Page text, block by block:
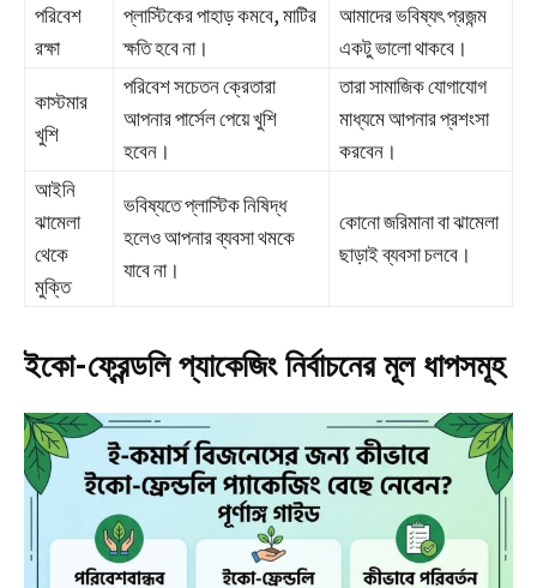
পরিবেশ
রক্ষা
প্লাস্টিকের পাহাড় কমবে, মাটির
ক্ষতি হবে না।
আমাদের ভবিষ্যৎ প্রজন্ম
একটু ভালো থাকবে।
কাস্টমার
খুশি
পরিবেশ সচেতন ক্রেতারা
আপনার পার্সেল পেয়ে খুশি
হবেন।
তারা সামাজিক যোগাযোগ
মাধ্যমে আপনার প্রশংসা
করবেন।
আইনি
ঝামেলা
থেকে
মুক্তি
ভবিষ্যতে প্লাস্টিক নিষিদ্ধ
হলেও আপনার ব্যবসা থমকে
যাবে না।
কোনো জরিমানা বা ঝামেলা
ছাড়াই ব্যবসা চলবে।
ইকো-ফ্রেন্ডলি প্যাকেজিং নির্বাচনের মূল ধাপসমূহ